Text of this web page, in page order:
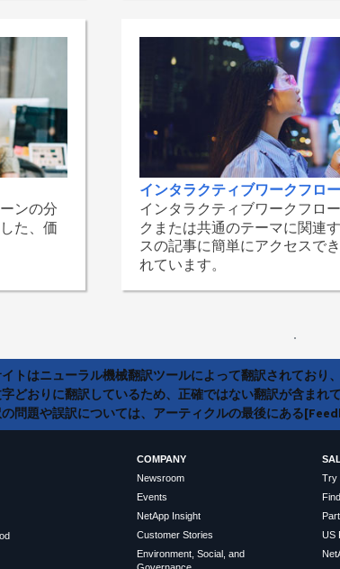
ンの分
た、価
インタラクティブワークフロー
インタラクティブワークフロ
クまたは共通のテーマに関連
スの記事に簡単にアクセスで
れています。
トはニューラル機械翻訳ツールによって翻訳されてお
どおりに翻訳しているため、正確ではない翻訳が含ま
問題や誤訳については、アーティクルの最後にある
COMPANY
Newsroom
Events
NetApp Insight
Customer Stories
Environment, Social, and
Try
US